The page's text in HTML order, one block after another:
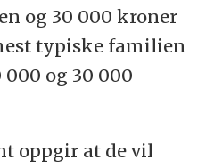
og 30 000 kroner
typiske familien
og 30 000
oppgir at de vil